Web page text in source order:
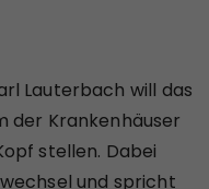
Lauterbach will das
der Krankenhäuser
stellen. Dabei
und spricht